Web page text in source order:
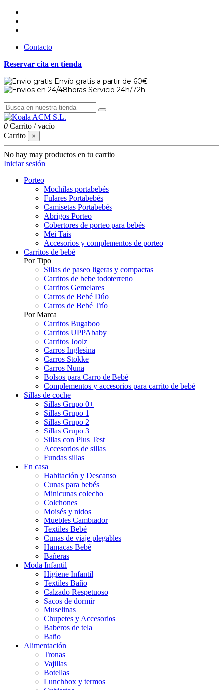
Contacto
Reservar cita en tienda
Envío gratis a partir de 60€
Servicio 24h/72h
0 Carrito /vacío
Carrito
×
No hay may productos en tu carrito
Iniciar sesión
Porteo
Mochilas portabebés
Fulares Portabebés
Camisetas Portabebés
Abrigos Porteo
Cobertores de porteo para bebés
Mei Tais
Accesorios y complementos de porteo
Carritos de bebé
Por Tipo
Sillas de paseo ligeras y compactas
Carritos de bebe todoterreno
Carritos Gemelares
Carros de Bebé Dúo
Carros de Bebé Trío
Por Marca
Carritos Bugaboo
Carritos UPPAbaby
Carritos Joolz
Carros Inglesina
Carros Stokke
Carros Nuna
Bolsos para Carro de Bebé
Complementos y accesorios para carrito de bebé
Sillas de coche
Sillas Grupo 0+
Sillas Grupo 1
Sillas Grupo 2
Sillas Grupo 3
Sillas con Plus Test
Accesorios de sillas
Fundas sillas
En casa
Habitación y Descanso
Cunas para bebés
Minicunas colecho
Colchones
Moisés y nidos
Muebles Cambiador
Textiles Bebé
Cunas de viaje plegables
Hamacas Bebé
Bañeras
Moda Infantil
Higiene Infantil
Textiles Baño
Calzado Respetuoso
Sacos de dormir
Muselinas
Chupetes y Accesorios
Baberos de tela
Baño
Alimentación
Tronas
Vajillas
Botellas
Lunchbox y termos